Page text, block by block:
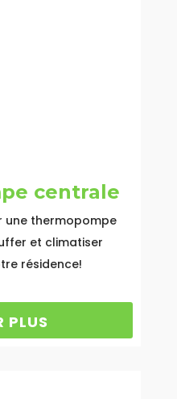
centrale
une thermopompe
et climatiser
résidence!
PLUS